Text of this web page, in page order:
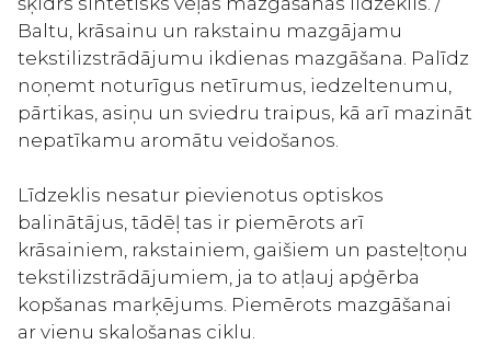
Baltu, krāsainu un rakstainu mazgājamu
tekstilizstrādājumu ikdienas mazgāšana. Palīdz
noņemt noturīgus netīrumus, iedzeltenumu,
pārtikas, asiņu un sviedru traipus, kā arī mazināt
nepatīkamu aromātu veidošanos.
Līdzeklis nesatur pievienotus optiskos
balinātājus, tādēļ tas ir piemērots arī
krāsainiem, rakstainiem, gaišiem un pasteļtoņu
tekstilizstrādājumiem, ja to atļauj apģērba
kopšanas marķējums. Piemērots mazgāšanai
ar vienu skalošanas ciklu.